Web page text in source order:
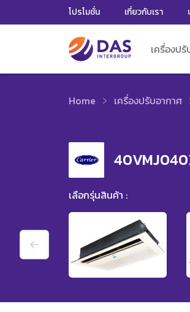
โปรโมชั่น เกี่ยวกับเรา
เครื่องป
Home เครื่องปรับอากาศ
เลือกรุ่นสินค้า :